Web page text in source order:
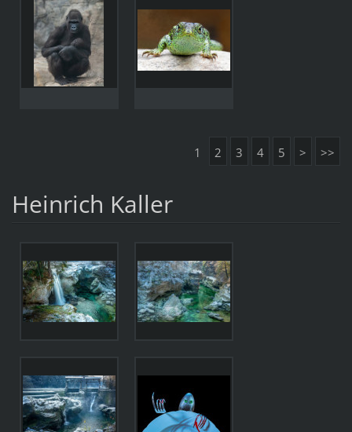
1 2 3 4 5 > >>
Heinrich Kaller